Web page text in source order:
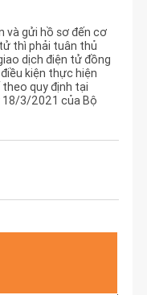
và gửi hồ sơ đến cơ
thì phải tuân thủ
dịch điện tử đồng
kiện thực hiện
quy định tại
3/2021 của Bộ